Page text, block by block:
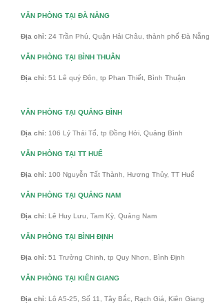
VĂN PHÒNG TẠI ĐÀ NẴNG
Địa chỉ: 24 Trần Phú, Quận Hải Châu, thành phố Đà Nẵng
VĂN PHÒNG TẠI BÌNH THUÂN
Địa chỉ: 51 Lê quý Đôn, tp Phan Thiết, Bình Thuận
VĂN PHÒNG TẠI QUẢNG BÌNH
Địa chỉ: 106 Lý Thái Tổ, tp Đồng Hới, Quảng Bình
VĂN PHÒNG TẠI TT HUẾ
Địa chỉ: 100 Nguyễn Tất Thành, Hương Thủy, TT Huế
VĂN PHÒNG TẠI QUẢNG NAM
Địa chỉ: Lê Huy Lưu, Tam Kỳ, Quảng Nam
VĂN PHÒNG TẠI BÌNH ĐỊNH
Địa chỉ: 51 Trường Chinh, tp Quy Nhơn, Bình Định
VĂN PHÒNG TẠI KIÊN GIANG
Địa chỉ: Lô A5-25, Số 11, Tây Bắc, Rạch Giá, Kiên Giang